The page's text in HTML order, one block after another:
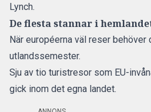
Lynch.
De flesta stannar i
När européerna väl reser
utlandssemester.
Sju av tio turistresor som EU-
gick inom det egna landet.